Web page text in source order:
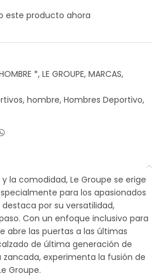
este producto ahora
*, LE GROUPE, MARCAS,
, hombre, Hombres Deportivo,
la comodidad, Le Groupe se erige
para los apasionados
por su versatilidad,
Con un enfoque inclusivo para
abre las puertas a las últimas
de última generación de
experimenta la fusión de
Groupe.